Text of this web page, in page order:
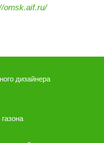
omsk.aif.ru/
дизайнера